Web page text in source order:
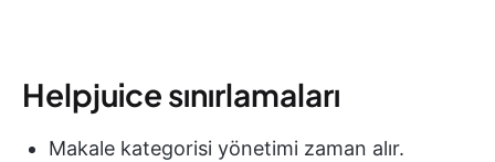
Helpjuice sınırlamaları
Makale kategorisi yönetimi zaman alır.